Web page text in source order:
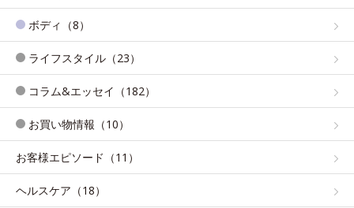
ボディ（8）
ライフスタイル（23）
コラム&エッセイ（182）
お買い物情報（10）
お客様エピソード（11）
ヘルスケア（18）